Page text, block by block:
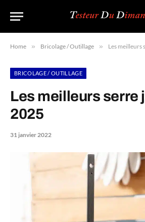
Home » Bricolage / Outillage » Les meilleurs
BRICOLAGE / OUTILLAGE
Les meilleurs serre
2025
31 janvier 2022